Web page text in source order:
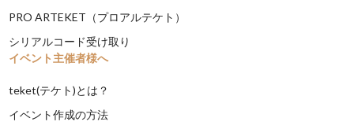
PRO ARTEKET（プロアルテケト）
シリアルコード受け取り
イベント主催者様へ
teket(テケト)とは？
イベント作成の方法